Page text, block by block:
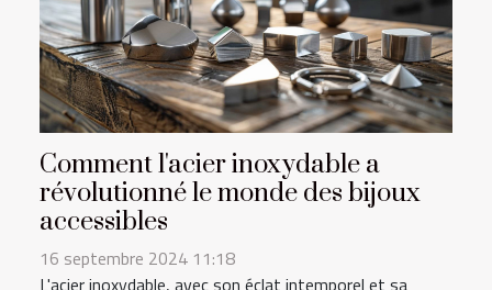
Comment l'acier inoxydable a
révolutionné le monde des bijoux
accessibles
16 septembre 2024 11:18
L'acier inoxydable, avec son éclat intemporel et sa